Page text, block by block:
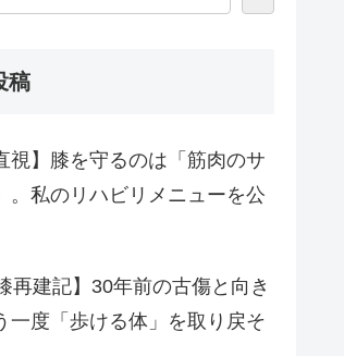
稿
視】膝を守るのは「筋肉のサ
。私のリハビリメニューを公
再建記】30年前の古傷と向き
一度「歩ける体」を取り戻そ